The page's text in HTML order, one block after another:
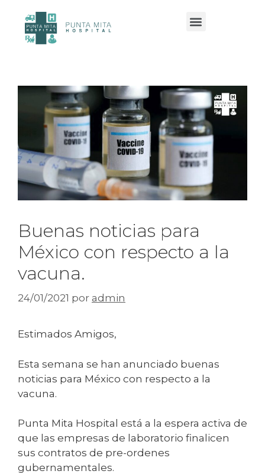
Buenas noticias para
México con respecto a la
vacuna.
24/01/2021 por admin
Estimados Amigos,
Esta semana se han anunciado buenas
noticias para México con respecto a la
vacuna.
Punta Mita Hospital está a la espera activa de
que las empresas de laboratorio finalicen
sus contratos de pre-ordenes
gubernamentales.